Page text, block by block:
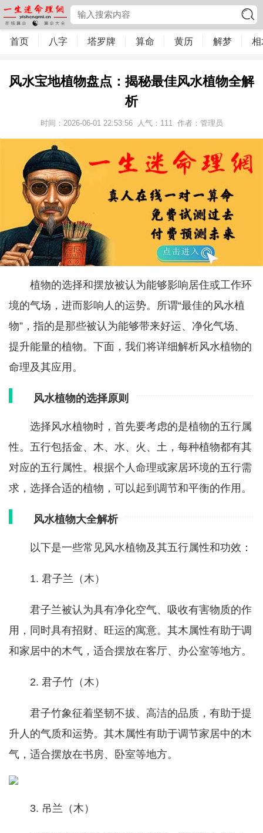
首页 八字 塔罗牌 算命 黄历 解梦 相
风水宝地植物盘点：揭秘最佳风水植物全解
析
时间：2026-06-01 22:53:56 人气： 111 作者：管理员
植物的选择和摆放被认为能够影响居住或工作环
境的气场，进而影响人的运势。所谓“最佳的风水植
物”，指的是那些被认为能够带来好运、净化气场、
提升能量的植物。下面，我们将详细解析风水植物的
命理及其应用。
风水植物的选择原则
选择风水植物时，首先要考虑的是植物的五行属
性。五行包括金、木、水、火、土，每种植物都有其
对应的五行属性。根据个人命理或家居环境的五行需
求，选择合适的植物，可以起到调节和平衡的作用。
风水植物大全解析
以下是一些常见风水植物及其五行属性和功效：
1. 君子兰（木）
君子兰被认为具有净化空气、吸收有害物质的作
用，同时具有招财、旺运的寓意。其木属性有助于调
和家居中的木气，适合摆放在客厅、办公室等地方。
2. 君子竹（木）
君子竹象征着坚韧不拔、高洁的品质，有助于提
升人的气质和运势。其木属性有助于调节家居中的木
气，适合摆放在书房、卧室等地方。
3. 吊兰（木）